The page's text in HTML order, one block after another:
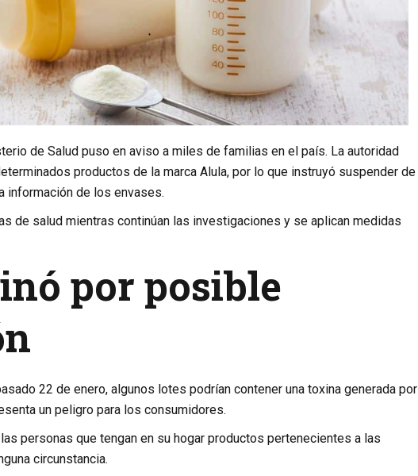
de Salud puso en aviso a miles de familias en el país. La autoridad
productos de la marca Alula, por lo que instruyó suspender de
información de los envases.
de salud mientras continúan las investigaciones y se aplican medidas
por posible
22 de enero, algunos lotes podrían contener una toxina generada por
un peligro para los consumidores.
personas que tengan en su hogar productos pertenecientes a las
circunstancia.